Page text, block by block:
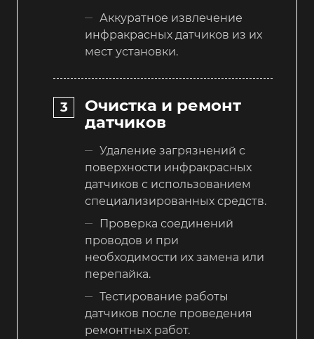
Аккуратное извлечение
инфракрасных датчиков из их
мест установки.
Очистка и ремонт
датчиков
Удаление загрязнений с
поверхности инфракрасных
датчиков с использованием
специализированных средств.
Проверка соединений
проводов и при
необходимости их замена или
перепайка.
Тестирование работы
датчиков после проведения
ремонтных работ.